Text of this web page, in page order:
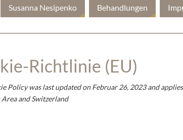
Susanna Nesipenko Behandlungen
Richtlinie (EU)
Policy was last updated on Februar 26, 2023 and
Area and Switzerland